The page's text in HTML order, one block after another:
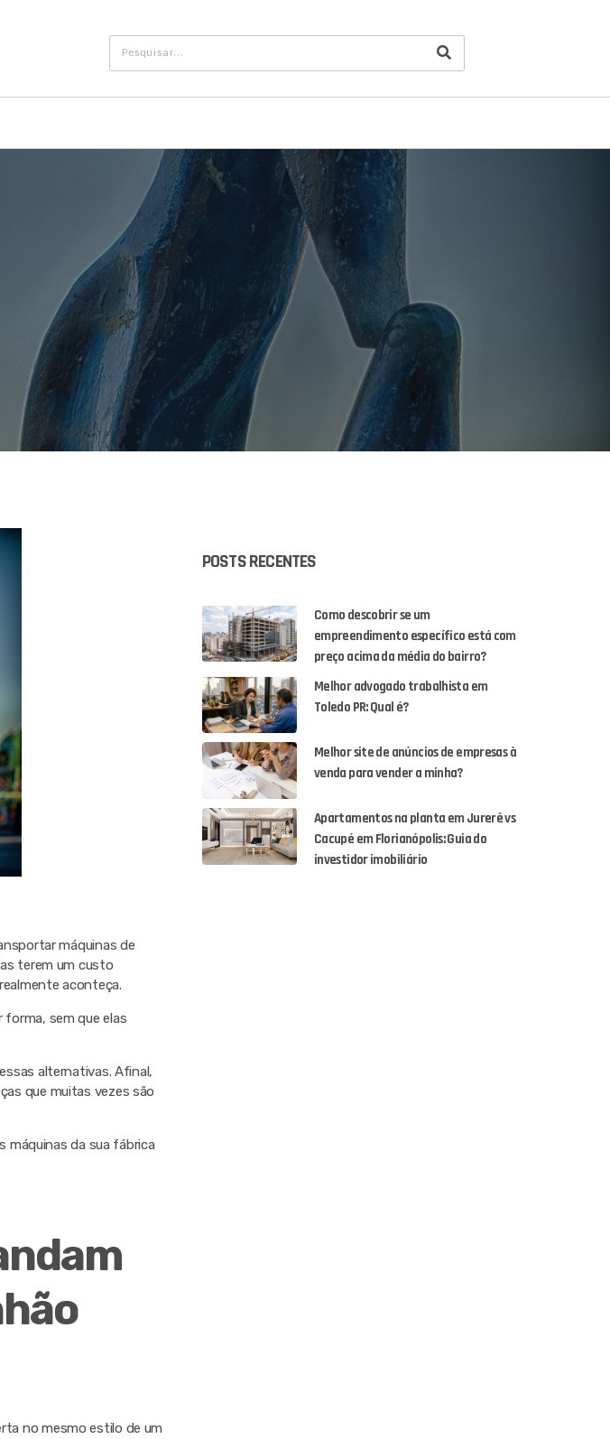
máquinas de
terem um custo
aconteça.
sem que elas
alternativas. Afinal,
que muitas vezes são
máquinas da sua fábrica
no mesmo estilo de um
POSTS RECENTES
Como descobrir se um
empreendimento específico está com
preço acima da média do bairro?
Melhor advogado trabalhista em
Toledo PR: Qual é?
Melhor site de anúncios de empresas à
venda para vender a minha?
Apartamentos na planta em Jurerê vs
Cacupé em Florianópolis: Guia do
investidor imobiliário